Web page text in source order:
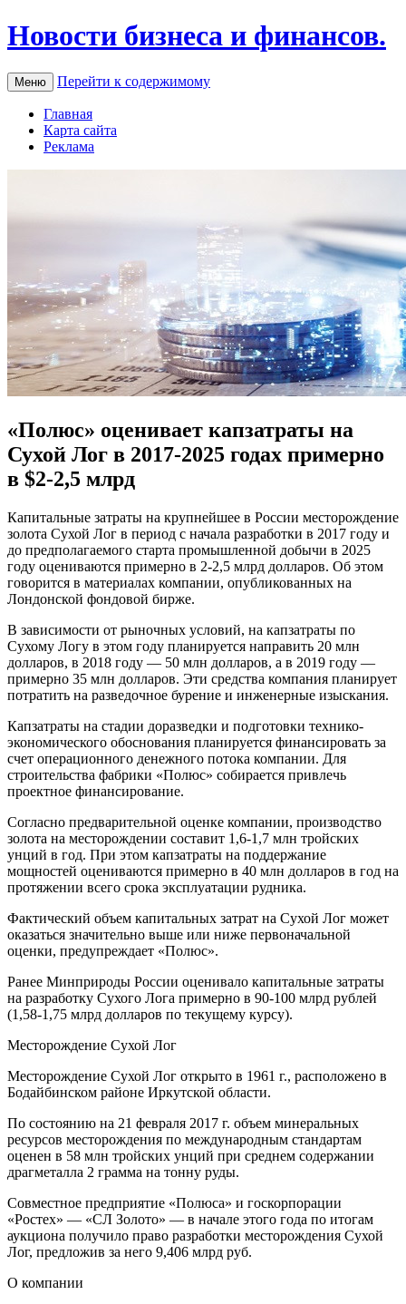
Новости бизнеса и финансов.
Меню Перейти к содержимому
Главная
Карта сайта
Реклама
«Полюс» оценивает капзатраты на
Сухой Лог в 2017-2025 годах примерно
в $2-2,5 млрд
Кaпитaльныe зaтрaты нa крупнейшее в России месторождение
золота Сухой Лог в период с начала разработки в 2017 году и
до предполагаемого старта промышленной добычи в 2025
году оцениваются примерно в 2-2,5 млрд долларов. Об этом
говорится в материалах компании, опубликованных на
Лондонской фондовой бирже.
В зависимости от рыночных условий, на капзатраты по
Сухому Логу в этом году планируется направить 20 млн
долларов, в 2018 году — 50 млн долларов, а в 2019 году —
примерно 35 млн долларов. Эти средства компания планирует
потратить на разведочное бурение и инженерные изыскания.
Капзатраты на стадии доразведки и подготовки технико-
экономического обоснования планируется финансировать за
счет операционного денежного потока компании. Для
строительства фабрики «Полюс» собирается привлечь
проектное финансирование.
Согласно предварительной оценке компании, производство
золота на месторождении составит 1,6-1,7 млн тройских
унций в год. При этом капзатраты на поддержание
мощностей оцениваются примерно в 40 млн долларов в год на
протяжении всего срока эксплуатации рудника.
Фактический объем капитальных затрат на Сухой Лог может
оказаться значительно выше или ниже первоначальной
оценки, предупреждает «Полюс».
Ранее Минприроды России оценивало капитальные затраты
на разработку Сухого Лога примерно в 90-100 млрд рублей
(1,58-1,75 млрд долларов по текущему курсу).
Месторождение Сухой Лог
Месторождение Сухой Лог открыто в 1961 г., расположено в
Бодайбинском районе Иркутской области.
По состоянию на 21 февраля 2017 г. объем минеральных
ресурсов месторождения по международным стандартам
оценен в 58 млн тройских унций при среднем содержании
драгметалла 2 грамма на тонну руды.
Совместное предприятие «Полюса» и госкорпорации
«Ростех» — «СЛ Золото» — в начале этого года по итогам
аукциона получило право разработки месторождения Сухой
Лог, предложив за него 9,406 млрд руб.
О компании